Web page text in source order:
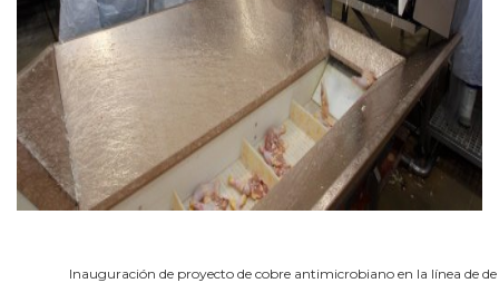
Inauguración de proyecto de cobre antimicrobiano en la línea de